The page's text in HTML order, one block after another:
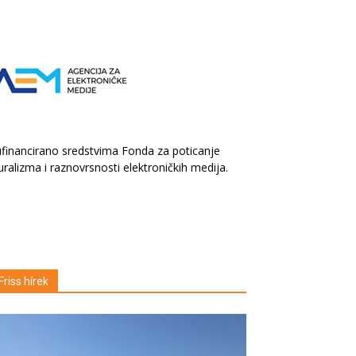
sredstvima Fonda za poticanje
i raznovrsnosti elektroničkih medija.
Friss hírek